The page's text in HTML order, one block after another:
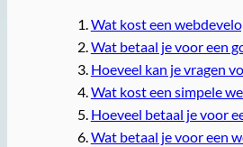
Wat kost een
Wat betaal je voor een
Hoeveel kan je vragen
Wat kost een simpele
Hoeveel betaal je voor
Wat betaal je voor een